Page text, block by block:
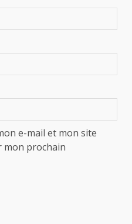
e-mail et mon site
mon prochain